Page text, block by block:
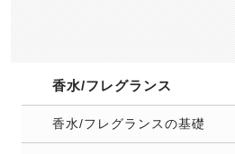
香水/フレグランス
香水/フレグランスの基礎